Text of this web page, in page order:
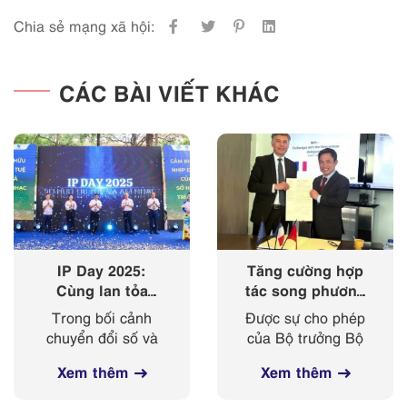
Chia sẻ mạng xã hội:
CÁC BÀI VIẾT KHÁC
IP Day 2025:
Cùng lan tỏa
‘nhịp điệu’ của
sở hữu trí tuệ
trong kỷ nguyên
số
Trong bối cảnh
chuyển đổi số và
nghiệp 4.0 diễn ra
Xem thêm
Tăng cường hợp
tác song phương
giữa Cục Sở hữu
trí tuệ với Viện
Sở hữu công
nghiệp Cộng
Được sự cho phép
của Bộ trưởng Bộ
Công nghệ, từ
Xem thêm